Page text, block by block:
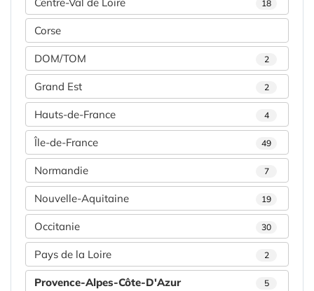
Centre-Val de Loire 18
Corse
DOM/TOM 2
Grand Est 2
Hauts-de-France 4
Île-de-France 49
Normandie 7
Nouvelle-Aquitaine 19
Occitanie 30
Pays de la Loire 2
Provence-Alpes-Côte-D'Azur 5